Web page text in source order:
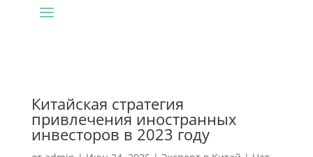
Китайская стратегия
привлечения иностранных
инвесторов в 2023 году